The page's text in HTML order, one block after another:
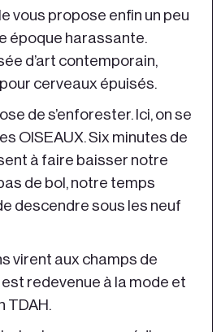
vous propose enfin un peu
époque harassante.
d’art contemporain,
cerveaux épuisés.
de s’enforester. Ici, on se
OISEAUX. Six minutes de
à faire baisser notre
de bol, notre temps
descendre sous les neuf
virent aux champs de
redevenue à la mode et
TDAH.